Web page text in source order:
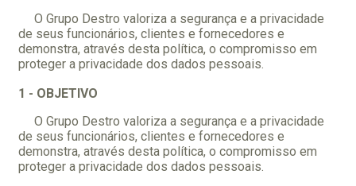
O Grupo Destro valoriza a segurança e a privacidade
de seus funcionários, clientes e fornecedores e
demonstra, através desta política, o compromisso em
proteger a privacidade dos dados pessoais.
1 - OBJETIVO
O Grupo Destro valoriza a segurança e a privacidade
de seus funcionários, clientes e fornecedores e
demonstra, através desta política, o compromisso em
proteger a privacidade dos dados pessoais.